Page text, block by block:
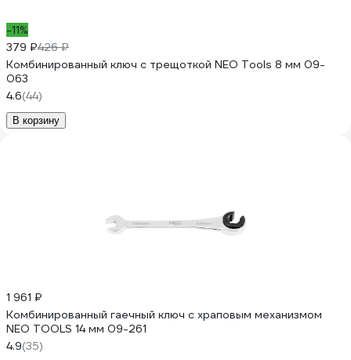
-11%
379 ₽426 ₽
Комбинированный ключ с трещоткой NEO Tools 8 мм 09-
063
4.6(44)
В корзину
1 961 ₽
Комбинированный гаечный ключ с храповым механизмом
NEO TOOLS 14 мм 09-261
4.9(35)